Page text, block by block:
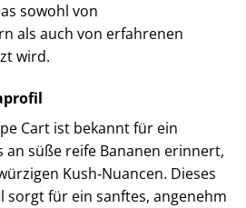
sowohl von
als auch von erfahrenen
wird.
Cart ist bekannt für ein
an süße reife Bananen erinnert,
Kush‑Nuancen. Dieses
sorgt für ein sanftes, angenehm